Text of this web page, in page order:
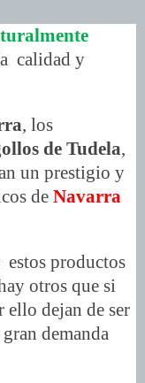
calidad y
, los
de Tudela,
un prestigio y
de Navarra
estos productos
otros que si
ello dejan de ser
demanda